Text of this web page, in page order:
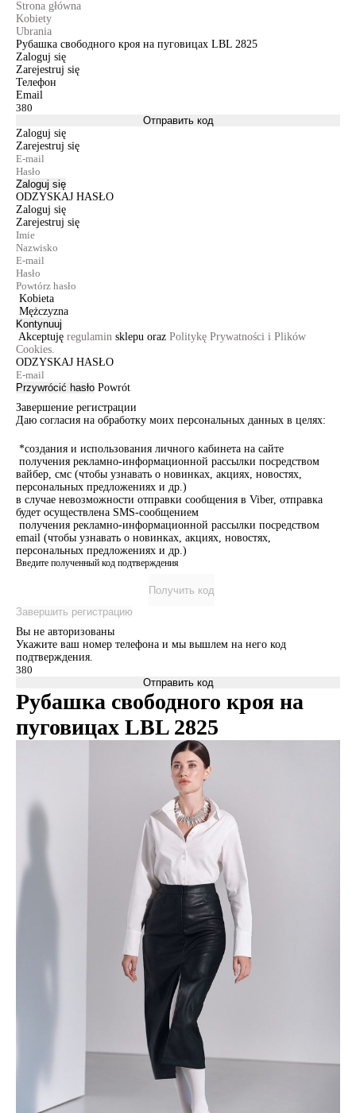
Strona główna
Kobiety
Ubrania
Рубашка свободного кроя на пуговицах LBL 2825
Zaloguj się
Zarejestruj się
Телефон
Email
Отправить код
Zaloguj się
Zarejestruj się
Zaloguj się
ODZYSKAJ HASŁO
Zaloguj się
Zarejestruj się
Kobieta
Mężczyzna
Kontynuuj
Akceptuję regulamin sklepu oraz Politykę Prywatności i Plików
Cookies.
ODZYSKAJ HASŁO
Przywrócić hasło Powrót
Завершение регистрации
Даю согласия на обработку моих персональных данных в целях:
*создания и использования личного кабинета на сайте
получения рекламно-информационной рассылки посредством
вайбер, смс (чтобы узнавать о новинках, акциях, новостях,
персональных предложениях и др.)
в случае невозможности отправки сообщения в Viber, отправка
будет осуществлена SMS-сообщением
получения рекламно-информационной рассылки посредством
email (чтобы узнавать о новинках, акциях, новостях,
персональных предложениях и др.)
Введите полученный код подтверждения
Получить код
Завершить регистрацию
Вы не авторизованы
Укажите ваш номер телефона и мы вышлем на него код
подтверждения.
Отправить код
Рубашка свободного кроя на
пуговицах LBL 2825